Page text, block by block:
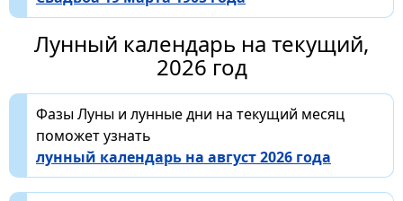
Лунный календарь на текущий,
2026 год
Фазы Луны и лунные дни на текущий месяц
поможет узнать
лунный календарь на август 2026 года